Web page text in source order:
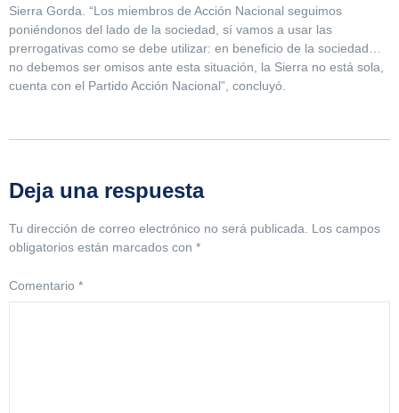
Sierra Gorda. “Los miembros de Acción Nacional seguimos
poniéndonos del lado de la sociedad, sí vamos a usar las
prerrogativas como se debe utilizar: en beneficio de la sociedad…
no debemos ser omisos ante esta situación, la Sierra no está sola,
cuenta con el Partido Acción Nacional”, concluyó.
Deja una respuesta
Tu dirección de correo electrónico no será publicada. Los campos
obligatorios están marcados con *
Comentario *